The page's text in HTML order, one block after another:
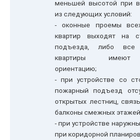
меньшей высотой при
из следующих условий:
- оконные проемы
квартир выходят на
подъезда, либо
квартиры имеют
ориентацию;
- при устройстве со
пожарный подъезд
открытых лестниц,
балконы смежных
- при устройстве
при коридорной